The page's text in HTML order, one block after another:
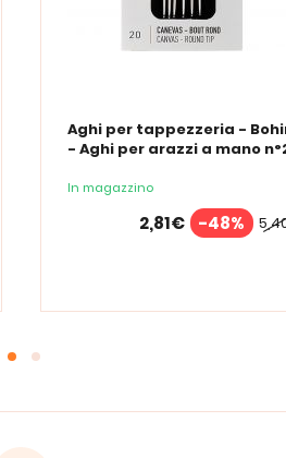
Aghi per tappezzeria -
- Aghi per arazzi a mano
In magazzino
2,81€ -48%